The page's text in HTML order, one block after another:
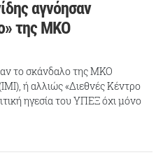
αγνόησαν
της ΜΚΟ
το σκάνδαλο της ΜΚΟ
ή αλλιώς «Διεθνές Κέντρο
ηγεσία του ΥΠΕΞ όχι μόνο